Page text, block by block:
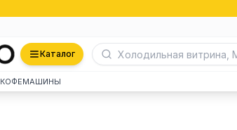
Каталог
КОФЕМАШИНЫ